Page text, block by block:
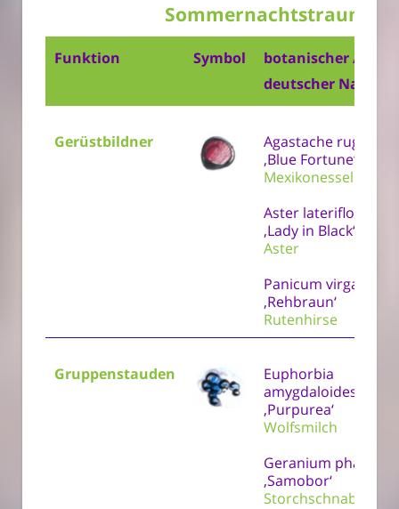
Sommernachtstraum
Funktion Symbol
botanischer /
deutscher Name
Gerüstbildner
Agastache rugosa
‚Blue Fortune‘
Mexikonessel
Aster lateriflorus
‚Lady in Black‘
Aster
Panicum virgatum
‚Rehbraun‘
Rutenhirse
Gruppenstauden
Euphorbia
amygdaloides
‚Purpurea‘
Wolfsmilch
Geranium phaeum
‚Samobor‘
Storchschnabel